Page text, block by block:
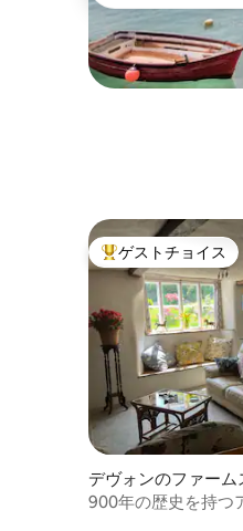
大好評のゲストチ
ゲストチョイス
デヴォンのファーム
900年の歴史を持つ